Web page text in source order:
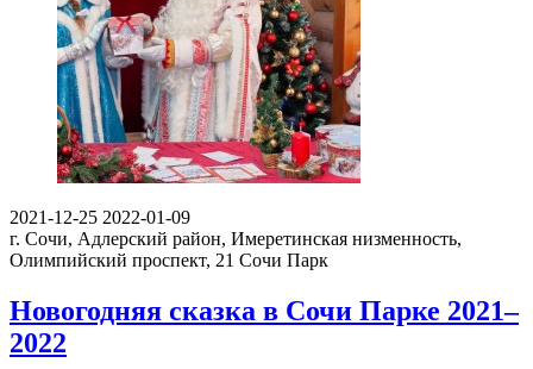
2021-12-25 2022-01-09
г. Сочи, Адлерский район, Имеретинская низменность,
Олимпийский проспект, 21 Сочи Парк
Новогодняя сказка в Сочи Парке 2021–
2022